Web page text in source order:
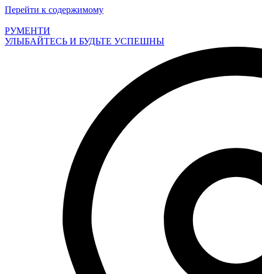
Перейти к содержимому
РУМЕНТИ
УЛЫБАЙТЕСЬ И БУДЬТЕ УСПЕШНЫ